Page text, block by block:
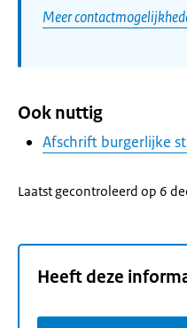
Meer
Ook nuttig
Afschrift burgerlijke
Laatst gecontroleerd op 6
Heeft deze